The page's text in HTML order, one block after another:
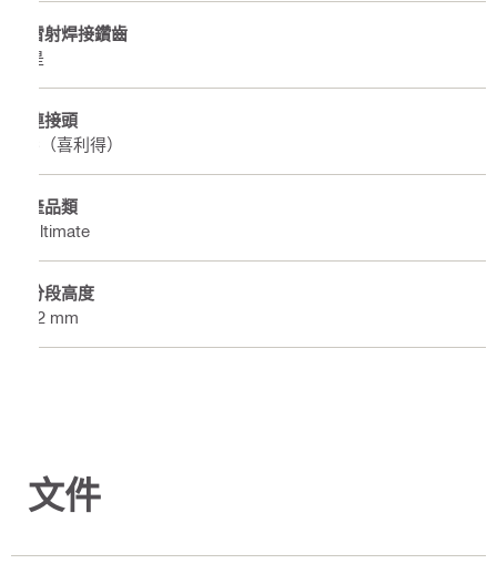
雷射焊接鑽齒
是
連接頭
C（喜利得）
產品類
Ultimate
分段高度
12 mm
文件